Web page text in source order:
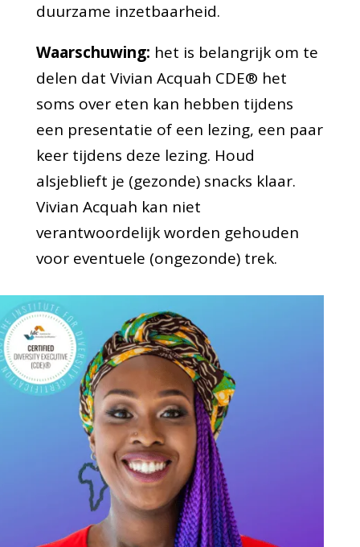
duurzame inzetbaarheid.
Waarschuwing: het is belangrijk om te
delen dat Vivian Acquah CDE® het
soms over eten kan hebben tijdens
een presentatie of een lezing, een paar
keer tijdens deze lezing. Houd
alsjeblieft je (gezonde) snacks klaar.
Vivian Acquah kan niet
verantwoordelijk worden gehouden
voor eventuele (ongezonde) trek.